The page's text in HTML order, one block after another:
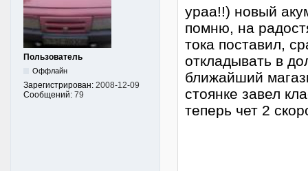
Пользователь
Оффлайн
Зарегистрирован: 2008-12-09
Сообщений: 79
ураа!!) новый
помню, на
тока поставил,
откладывать в
ближайший
стоянке завел
теперь чет 2